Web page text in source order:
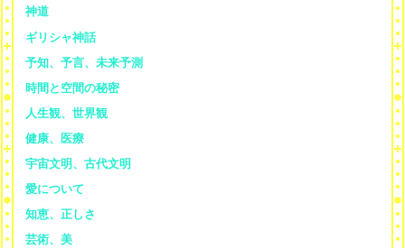
神道
ギリシャ神話
予知、予言、未来予測
時間と空間の秘密
人生観、世界観
健康、医療
宇宙文明、古代文明
愛について
知恵、正しさ
芸術、美